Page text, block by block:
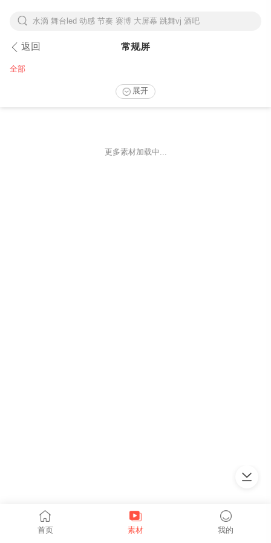
水滴 舞台led 动感 节奏 赛博 大屏幕 跳舞vj 酒吧
返回 常规屏
全部
展开
更多素材加载中...
上拉加载
首页 素材 我的